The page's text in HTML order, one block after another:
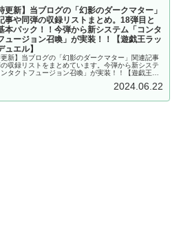
更新】当ブログの「幻影のダークマター」
事や同弾の収録リストまとめ。18弾目と
本パック！！今弾から新システム「コンタ
ュージョン召喚」が実装！！【遊戯王ラッ
ュエル】
更新】当ブログの「幻影のダークマター」関連記事
収録リストをまとめています。今弾から新システ
タクトフュージョン召喚」が実装！！【遊戯王ラ
2024.06.22